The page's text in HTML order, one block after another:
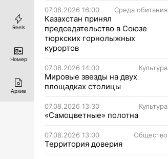
07.08.2026 16:00 Среда обитания
Казахстан принял
председательство в Союзе
тюркских горнолыжных
курортов
07.08.2026 14:00 Культура
Мировые звезды на двух
площадках столицы
07.08.2026 13:30 Культура
«Самоцветные» полотна
07.08.2026 13:00 Общество
Территория доверия
Reels
Номер
Архив